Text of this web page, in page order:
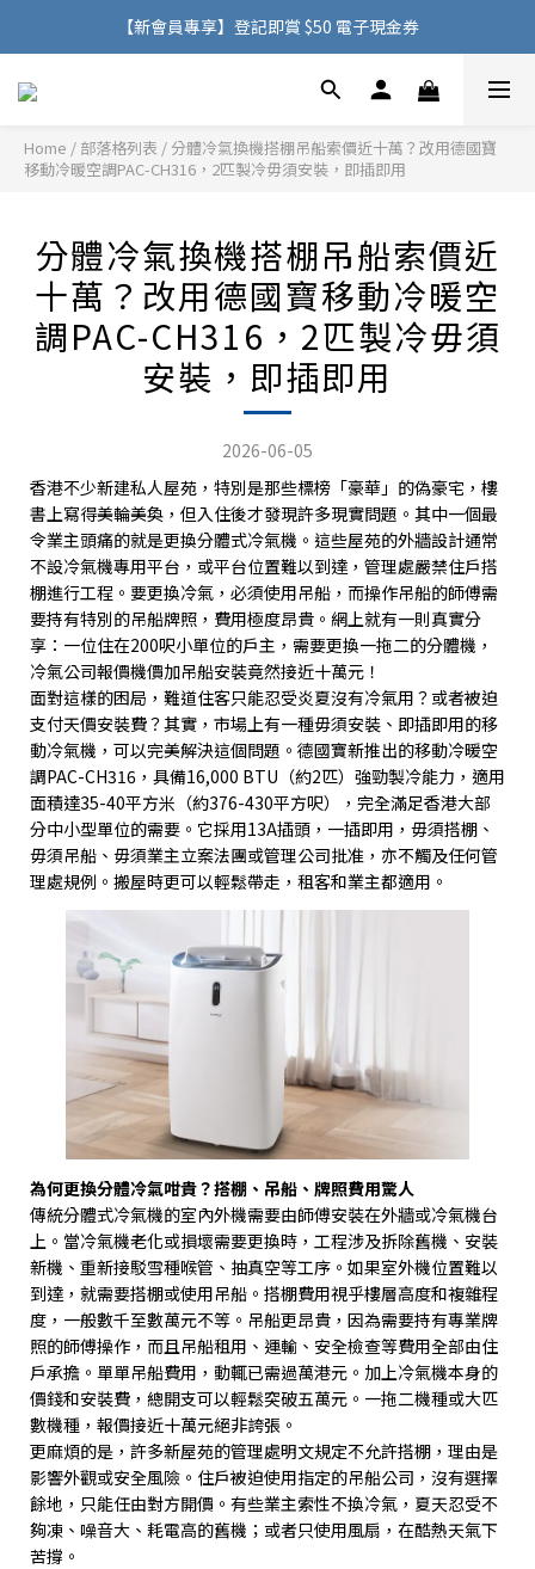
購物滿 HK$500，即可免費享用香港地區送貨服務
【新會員專享】登記即賞 $50 電子現金券
購物滿 HK$500，即可免費享用香港地區送貨服務
Home / 部落格列表 / 分體冷氣換機搭棚吊船索價近十萬？改用德國寶
移動冷暖空調PAC-CH316，2匹製冷毋須安裝，即插即用
分體冷氣換機搭棚吊船索價近
十萬？改用德國寶移動冷暖空
調PAC-CH316，2匹製冷毋須
安裝，即插即用
2026-06-05
香港不少新建私人屋苑，特別是那些標榜「豪華」的偽豪宅，樓
書上寫得美輪美奐，但入住後才發現許多現實問題。其中一個最
令業主頭痛的就是更換分體式冷氣機。這些屋苑的外牆設計通常
不設冷氣機專用平台，或平台位置難以到達，管理處嚴禁住戶搭
棚進行工程。要更換冷氣，必須使用吊船，而操作吊船的師傅需
要持有特別的吊船牌照，費用極度昂貴。網上就有一則真實分
享：一位住在200呎小單位的戶主，需要更換一拖二的分體機，
冷氣公司報價機價加吊船安裝竟然接近十萬元！
面對這樣的困局，難道住客只能忍受炎夏沒有冷氣用？或者被迫
支付天價安裝費？其實，市場上有一種毋須安裝、即插即用的移
動冷氣機，可以完美解決這個問題。德國寶新推出的移動冷暖空
調PAC-CH316 ，具備16,000 BTU （約2匹）強勁製冷能力，適用
面積達35-40平方米（約376-430平方呎），完全滿足香港大部
分中小型單位的需要。它採用13A插頭，一插即用，毋須搭棚、
毋須吊船、毋須業主立案法團或管理公司批准，亦不觸及任何管
理處規例。搬屋時更可以輕鬆帶走，租客和業主都適用。
為何更換分體冷氣咁貴？搭棚、吊船、牌照費用驚人
傳統分體式冷氣機的室內外機需要由師傅安裝在外牆或冷氣機台
上。當冷氣機老化或損壞需要更換時，工程涉及拆除舊機、安裝
新機、重新接駁雪種喉管、抽真空等工序。如果室外機位置難以
到達，就需要搭棚或使用吊船。搭棚費用視乎樓層高度和複雜程
度，一般數千至數萬元不等。吊船更昂貴，因為需要持有專業牌
照的師傅操作，而且吊船租用、運輸、安全檢查等費用全部由住
戶承擔。單單吊船費用，動輒已需過萬港元。加上冷氣機本身的
價錢和安裝費，總開支可以輕鬆突破五萬元。一拖二機種或大匹
數機種，報價接近十萬元絕非誇張。
更麻煩的是，許多新屋苑的管理處明文規定不允許搭棚，理由是
影響外觀或安全風險。住戶被迫使用指定的吊船公司，沒有選擇
餘地，只能任由對方開價。有些業主索性不換冷氣，夏天忍受不
夠凍、噪音大、耗電高的舊機；或者只使用風扇，在酷熱天氣下
苦撐。